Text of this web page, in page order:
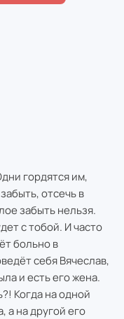
гордятся им,
отсечь в
забыть нельзя.
с тобой. И часто
больно в
себя Вячеслав,
и есть его жена.
Когда на одной
а на другой его